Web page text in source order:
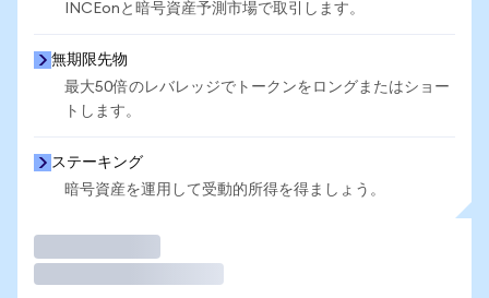
INCEonと暗号資産予測市場で取引します。
無期限先物
最大50倍のレバレッジでトークンをロングまたはショー
トします。
ステーキング
暗号資産を運用して受動的所得を得ましょう。